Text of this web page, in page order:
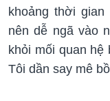
khoảng thời
nên dễ ngã vào
khỏi mối quan hệ
Tôi dần say mê